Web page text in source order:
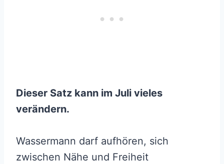
Dieser Satz kann im Juli vieles
verändern.
Wassermann darf aufhören, sich
zwischen Nähe und Freiheit